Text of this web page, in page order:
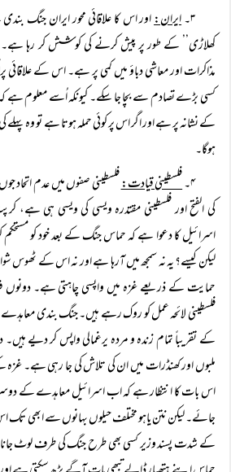
۳۔ ایران:اور اس کا علاقائی محور ایران جنگ
کھلاڑی’’ کے طور پر پیش کرنے کی کوشش کر رہا ہے۔
مذاکرات اور معاشی دباؤ میں کمی پر ہے۔ اس کے علاقائی
کسی بڑے تصادم سے بچا جا سکے۔ کیونکہ اُسے معلوم ہے
کے نشانہ پر ہے اور اگر اس پر کوئی حملہ ہوتا ہے تو وہ پہلے
ہوگا۔
۴۔ فلسطینی قیادت:فلسطینی صفوں میں عدم اتحاد
کی الفتح اور فلسطینی مقتدرہ ویسی کی ویسی ہی ہے،
اسرائیل کا دعوا ہے کہ حماس جنگ کے بعد خود کو
لیکن کیسے؟ یہ نہ سمجھ میں آرہا ہے اور نہ اس کے ٹھوس
حمایت کے ذریعے غزہ میں واپسی چاہتی ہے۔ دونوں
فلسطینی لائحہ عمل کو روک رہے ہیں۔ جنگ بندی
کے تقریباً تمام زندہ و مردہ یرغمالی واپس کر دیے
ملبوں اور کھنڈرات میں ان کی تلاش کی جا رہی ہے۔
اس بات کا انتظار ہے کہ اب اسرائیل معاہدے کے
جائے۔ لیکن نتن یاہو مختلف حیلوں بہانوں سے ابھی تک
کے شدت پسند وزیر کسی بھی طرح جنگ کی طرف لوٹ